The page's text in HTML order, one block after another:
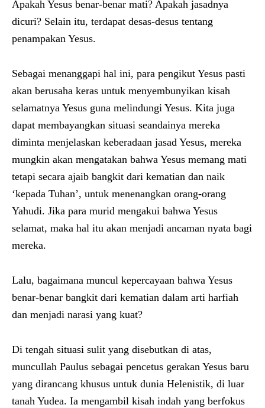
Apakah Yesus benar-benar mati? Apakah jasadnya
dicuri? Selain itu, terdapat desas-desus tentang
penampakan Yesus.
Sebagai menanggapi hal ini, para pengikut Yesus pasti
akan berusaha keras untuk menyembunyikan kisah
selamatnya Yesus guna melindungi Yesus. Kita juga
dapat membayangkan situasi seandainya mereka
diminta menjelaskan keberadaan jasad Yesus, mereka
mungkin akan mengatakan bahwa Yesus memang mati
tetapi secara ajaib bangkit dari kematian dan naik
‘kepada Tuhan’, untuk menenangkan orang-orang
Yahudi. Jika para murid mengakui bahwa Yesus
selamat, maka hal itu akan menjadi ancaman nyata bagi
mereka.
Lalu, bagaimana muncul kepercayaan bahwa Yesus
benar-benar bangkit dari kematian dalam arti harfiah
dan menjadi narasi yang kuat?
Di tengah situasi sulit yang disebutkan di atas,
muncullah Paulus sebagai pencetus gerakan Yesus baru
yang dirancang khusus untuk dunia Helenistik, di luar
tanah Yudea. Ia mengambil kisah indah yang berfokus